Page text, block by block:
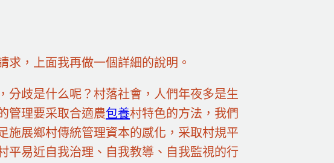
，上面我再做一個詳細的說明。
分歧是什么呢？村落社會，人們年夜多是生
管理要采取合適農包養村特色的方法，我們
施展鄉村傳統管理資本的感化，采取村規平
平易近自我治理、自我教導、自我監視的行